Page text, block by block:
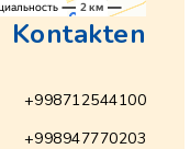
Kontakten
+998712544100
+998947770203